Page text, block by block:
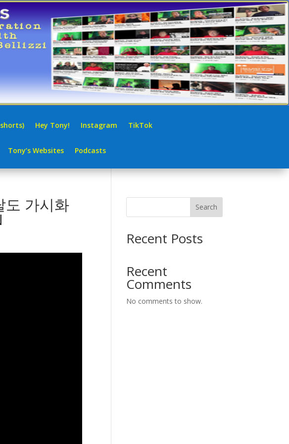
Hey Tony! Instagram TikTok
Tony’s Websites Podcasts
도 가시화 Search
Recent Posts
Recent
Comments
No comments to show.